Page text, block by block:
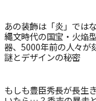
あの装飾は「炎」では
縄文時代の国宝・火焔
器、5000年前の人々が
謎とデザインの秘密
もしも豊臣秀長が長生